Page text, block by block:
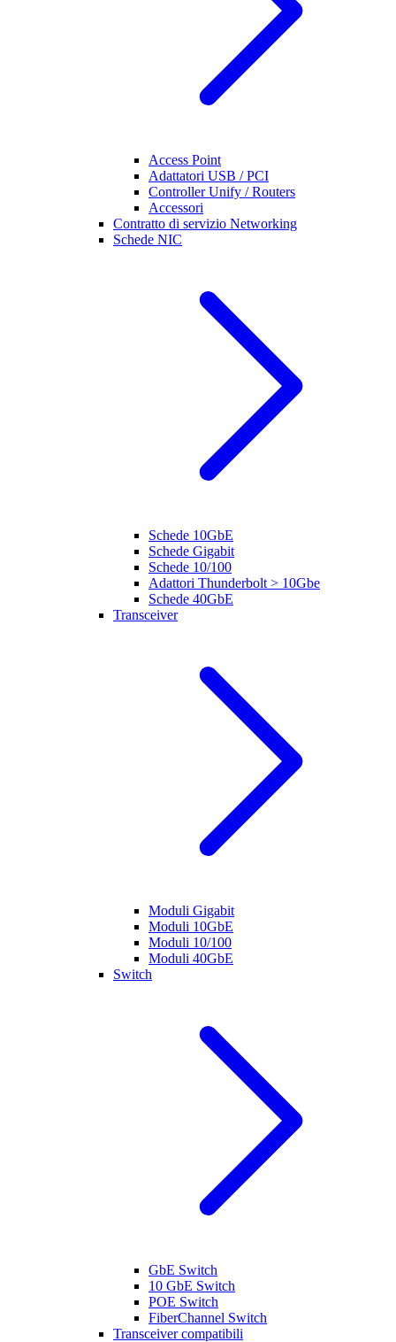
Access Point
Adattatori USB / PCI
Controller Unify / Routers
Accessori
Contratto di servizio Networking
Schede NIC
Schede 10GbE
Schede Gigabit
Schede 10/100
Adattori Thunderbolt > 10Gbe
Schede 40GbE
Transceiver
Moduli Gigabit
Moduli 10GbE
Moduli 10/100
Moduli 40GbE
Switch
GbE Switch
10 GbE Switch
POE Switch
FiberChannel Switch
Transceiver compatibili